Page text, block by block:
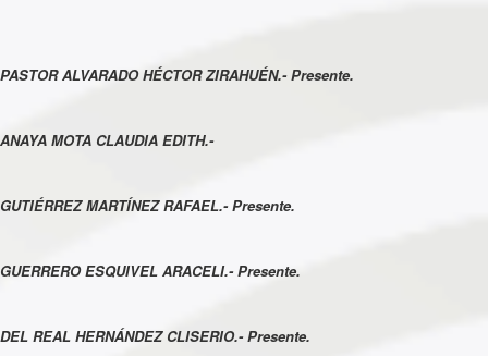
PASTOR ALVARADO HÉCTOR ZIRAHUÉN.- Presente.
ANAYA MOTA CLAUDIA EDITH.-
GUTIÉRREZ MARTÍNEZ RAFAEL.- Presente.
GUERRERO ESQUIVEL ARACELI.- Presente.
DEL REAL HERNÁNDEZ CLISERIO.- Presente.